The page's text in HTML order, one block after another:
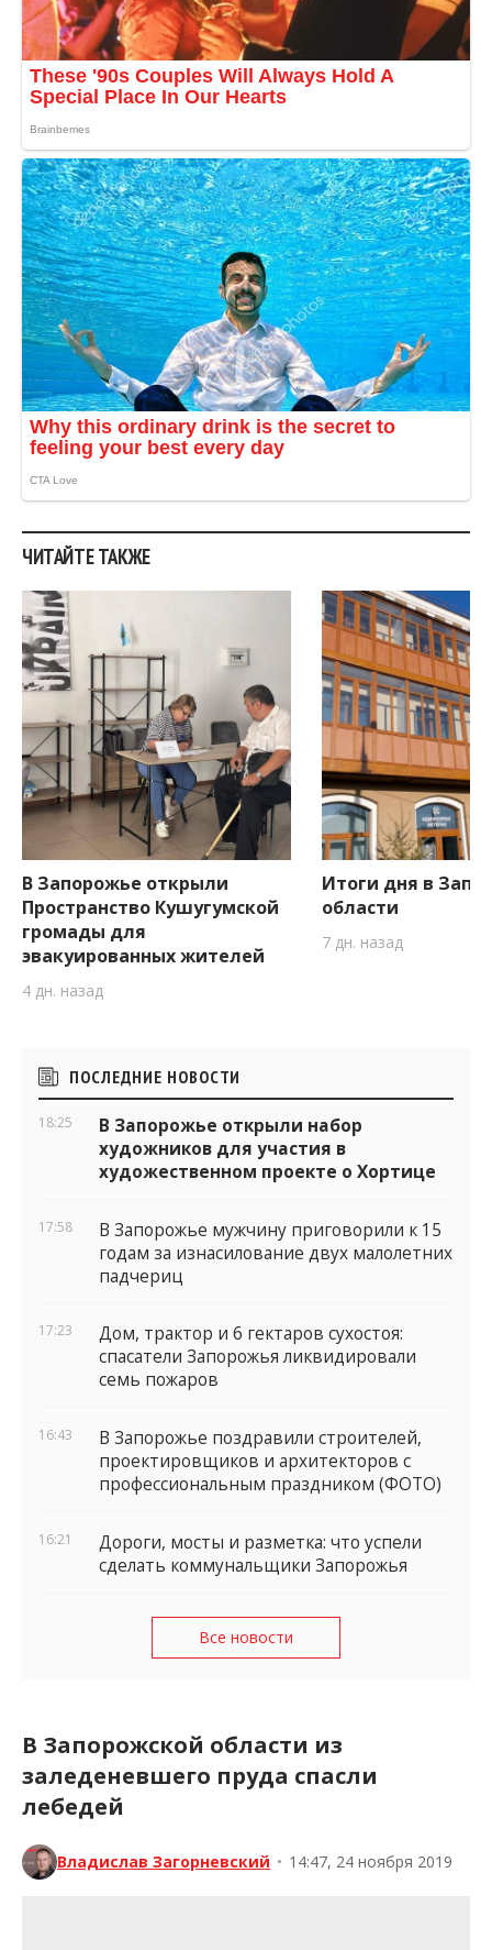
ЧИТАЙТЕ ТАКЖЕ
В Запорожье открыли
Пространство Кушугумской
громады для
эвакуированных жителей
4 дн. назад
Итоги дня в
области
7 дн. назад
Боковые
виджеты
ПОСЛЕДНИЕ НОВОСТИ
18:25
В Запорожье открыли набор
художников для участия в
художественном проекте о Хортице
17:58
В Запорожье мужчину приговорили к 15
годам за изнасилование двух малолетних
падчериц
17:23
Дом, трактор и 6 гектаров сухостоя:
спасатели Запорожья ликвидировали
семь пожаров
16:43
В Запорожье поздравили строителей,
проектировщиков и архитекторов с
профессиональным праздником (ФОТО)
16:21
Дороги, мосты и разметка: что успели
сделать коммунальщики Запорожья
Все новости
В Запорожской области из
заледеневшего пруда спасли
лебедей
Владислав Загорневский • 14:47, 24 ноября 2019